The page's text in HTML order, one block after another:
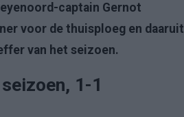
captain Gernot
voor de thuisploeg en daaruit
van het seizoen.
1-1